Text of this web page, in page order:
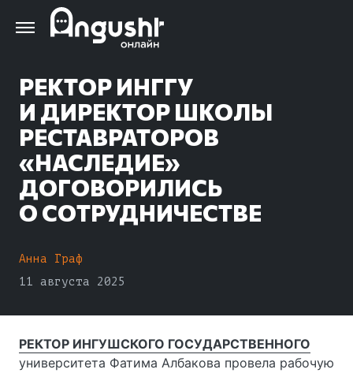
Перейти
РЕКТОР ИНГГУ
И ДИРЕКТОР ШКОЛЫ
РЕСТАВРАТОРОВ
«НАСЛЕДИЕ»
ДОГОВОРИЛИСЬ
О СОТРУДНИЧЕСТВЕ
Анна Граф
11 августа 2025
РЕКТОР ИНГУШСКОГО ГОСУДАРСТВЕННОГО
университета Фатима Албакова провела рабочую